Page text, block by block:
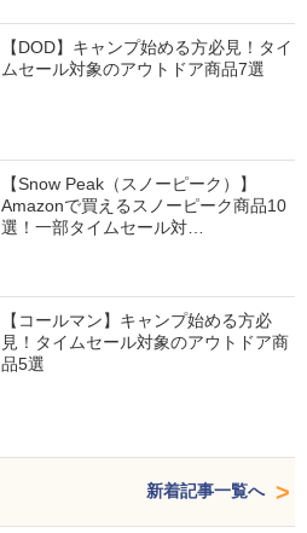
【DOD】キャンプ始める方必見！タイ
ムセール対象のアウトドア商品7選
【Snow Peak（スノーピーク）】
Amazonで買えるスノーピーク商品10
選！一部タイムセール対…
【コールマン】キャンプ始める方必
見！タイムセール対象のアウトドア商
品5選
新着記事一覧へ